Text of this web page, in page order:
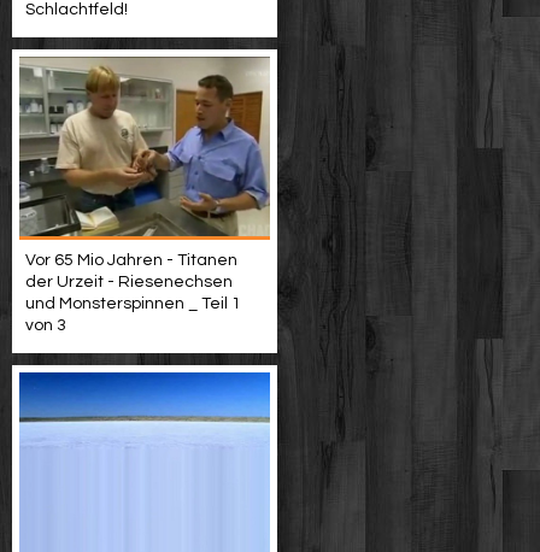
Schlachtfeld!
Vor 65 Mio Jahren - Titanen
der Urzeit - Riesenechsen
und Monsterspinnen _ Teil 1
von 3